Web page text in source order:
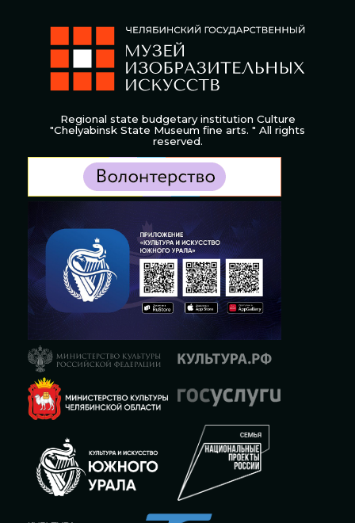
Regional state budgetary institution Culture
"Chelyabinsk State Museum fine arts. " All rights
reserved.